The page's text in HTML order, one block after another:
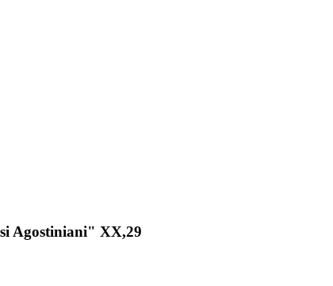
Agostiniani" XX,29